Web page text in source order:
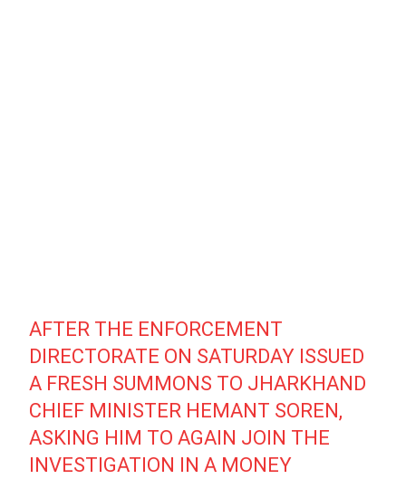
AFTER THE ENFORCEMENT
DIRECTORATE ON SATURDAY ISSUED
A FRESH SUMMONS TO JHARKHAND
CHIEF MINISTER HEMANT SOREN,
ASKING HIM TO AGAIN JOIN THE
INVESTIGATION IN A MONEY